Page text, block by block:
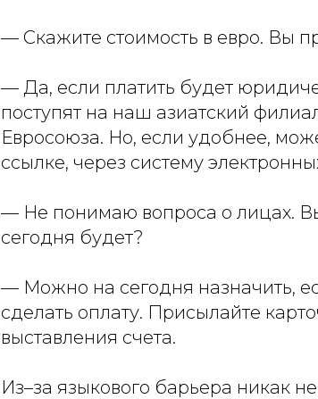
— Скажите стоимость в евро. Вы
— Да, если платить будет
поступят на наш азиатский
Евросоюза. Но, если удобнее,
ссылке, через систему
— Не понимаю вопроса о лицах.
сегодня будет?
— Можно на сегодня назначить,
сделать оплату. Присылайте
выставления счета.
Из–за языкового барьера никак